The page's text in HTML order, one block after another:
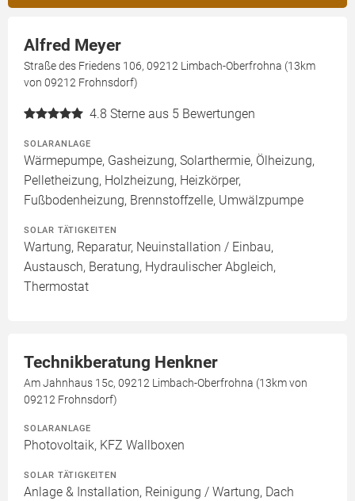
Alfred Meyer
Straße des Friedens 106, 09212 Limbach-Oberfrohna (13km
von 09212 Frohnsdorf)
4.8 Sterne aus 5 Bewertungen
SOLARANLAGE
Wärmepumpe, Gasheizung, Solarthermie, Ölheizung,
Pelletheizung, Holzheizung, Heizkörper,
Fußbodenheizung, Brennstoffzelle, Umwälzpumpe
SOLAR TÄTIGKEITEN
Wartung, Reparatur, Neuinstallation / Einbau,
Austausch, Beratung, Hydraulischer Abgleich,
Thermostat
Technikberatung Henkner
Am Jahnhaus 15c, 09212 Limbach-Oberfrohna (13km von
09212 Frohnsdorf)
SOLARANLAGE
Photovoltaik, KFZ Wallboxen
SOLAR TÄTIGKEITEN
Anlage & Installation, Reinigung / Wartung, Dach